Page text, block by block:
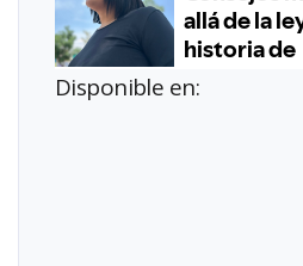
Disponible en: